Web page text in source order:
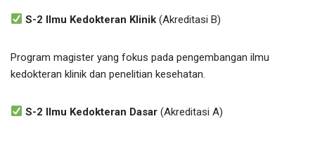
S-2 Ilmu Kedokteran Klinik (Akreditasi B)
Program magister yang fokus pada pengembangan ilmu
kedokteran klinik dan penelitian kesehatan.
S-2 Ilmu Kedokteran Dasar (Akreditasi A)